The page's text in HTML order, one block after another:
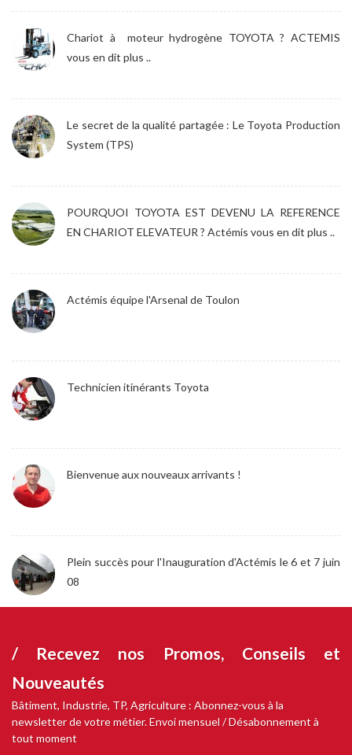
Chariot à moteur hydrogène TOYOTA ? ACTEMIS
vous en dit plus ..
Le secret de la qualité partagée : Le Toyota Production
System (TPS)
POURQUOI TOYOTA EST DEVENU LA REFERENCE
EN CHARIOT ELEVATEUR ? Actémis vous en dit plus ..
Actémis équipe l'Arsenal de Toulon
Technicien itinérants Toyota
Bienvenue aux nouveaux arrivants !
Plein succès pour l'Inauguration d'Actémis le 6 et 7 juin
08
/ Recevez nos Promos, Conseils et
Nouveautés
Bâtiment, Industrie, TP, Agriculture : Abonnez-vous à la
newsletter de votre métier. Envoi mensuel / Désabonnement à
tout moment